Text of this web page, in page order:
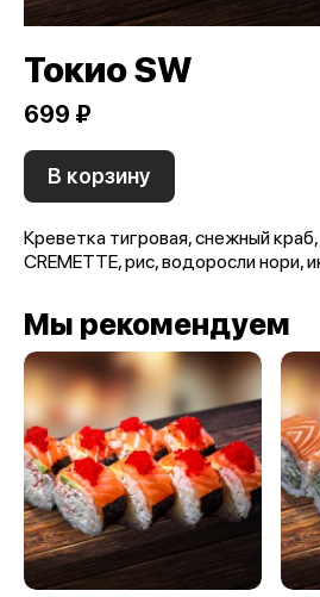
Токио SW
699 ₽
В корзину
Креветка тигровая, снежный
CREMETTE, рис, водоросли нори,
Мы рекомендуем